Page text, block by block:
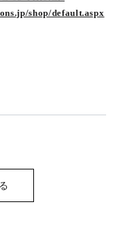
shop/default.aspx